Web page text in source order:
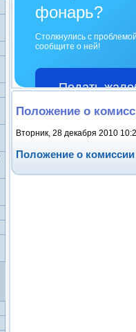
фонарь?
Столкнулись с
сообщите о ней!
Подать
Положение о
Вторник, 28 декабря 2010
Положение о